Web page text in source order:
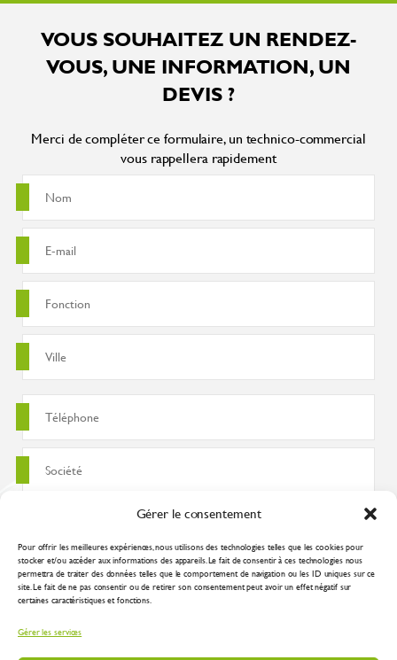
Gérer le consentement
Pour offrir les meilleures expériences, nous utilisons des technologies telles que les cookies pour
stocker et/ou accéder aux informations des appareils. Le fait de consentir à ces technologies nous
permettra de traiter des données telles que le comportement de navigation ou les ID uniques sur ce
site. Le fait de ne pas consentir ou de retirer son consentement peut avoir un effet négatif sur
certaines caractéristiques et fonctions.
Gérer les services
VOUS SOUHAITEZ UN RENDEZ-
VOUS, UNE INFORMATION, UN
DEVIS ?
Merci de compléter ce formulaire, un technico-commercial
vous rappellera rapidement
J'accepte que ces données soient utilisées pour traiter ma demande